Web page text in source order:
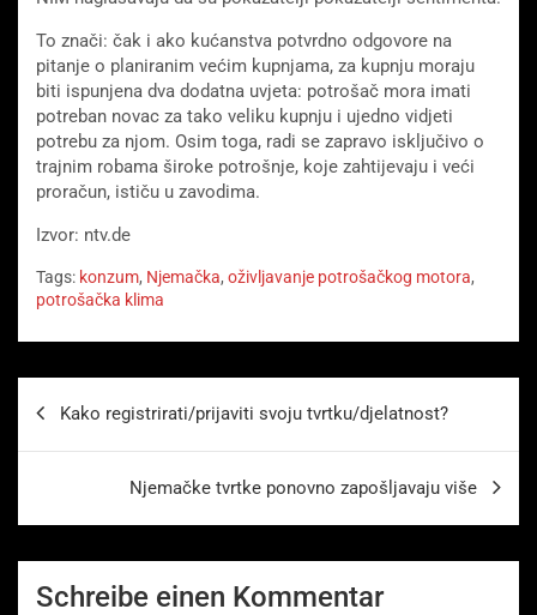
To znači: čak i ako kućanstva potvrdno odgovore na
pitanje o planiranim većim kupnjama, za kupnju moraju
biti ispunjena dva dodatna uvjeta: potrošač mora imati
potreban novac za tako veliku kupnju i ujedno vidjeti
potrebu za njom. Osim toga, radi se zapravo isključivo o
trajnim robama široke potrošnje, koje zahtijevaju i veći
proračun, ističu u zavodima.
Izvor: ntv.de
Tags: konzum, Njemačka, oživljavanje potrošačkog motora,
potrošačka klima
Kako registrirati/prijaviti svoju tvrtku/djelatnost?
Njemačke tvrtke ponovno zapošljavaju više
Schreibe einen Kommentar